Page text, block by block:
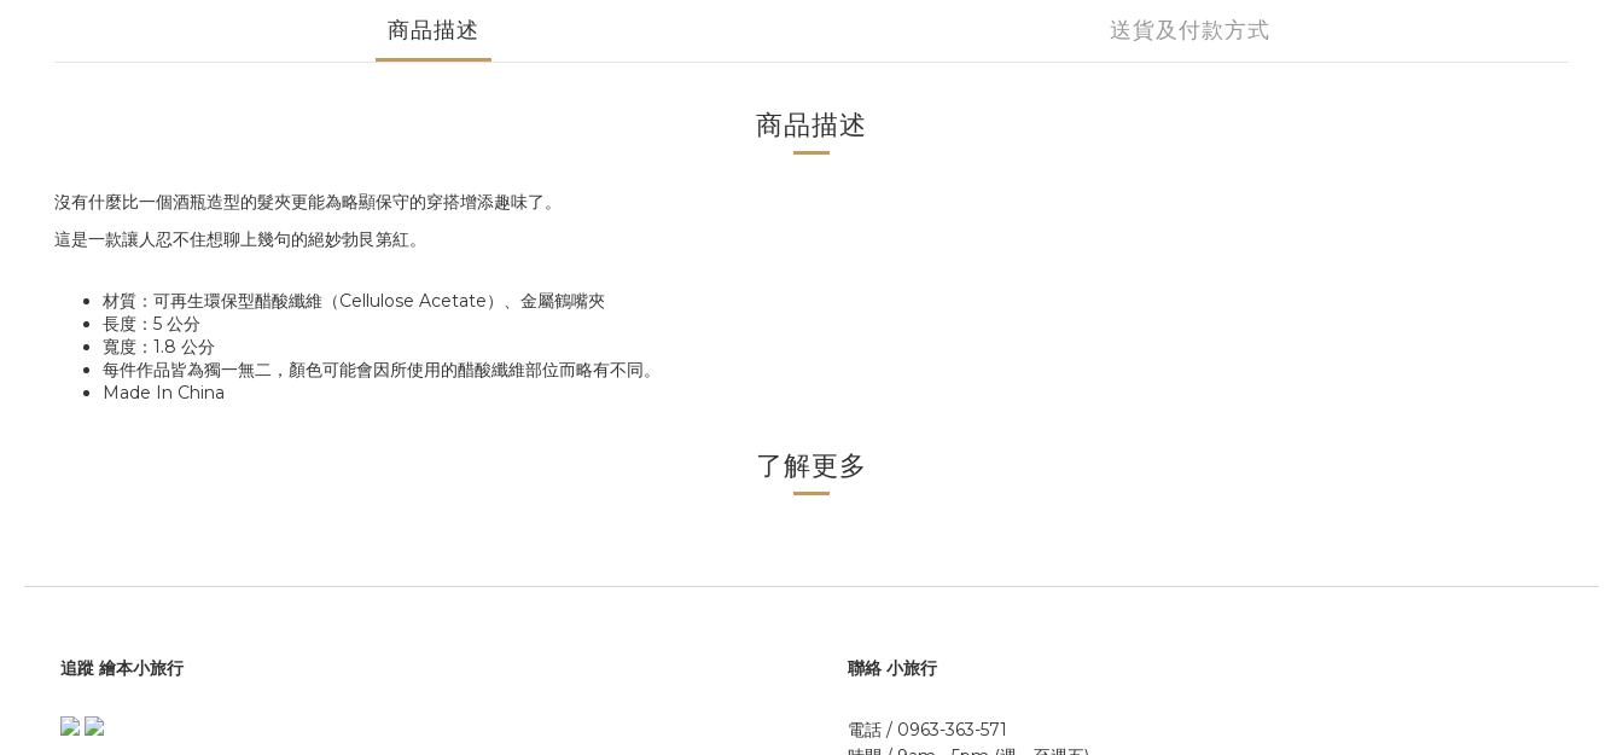
商品描述 送貨及付款方式
商品描述
沒有什麼比一個酒瓶造型的髮夾更能為略顯保守的穿搭增添趣味了。
這是一款讓人忍不住想聊上幾句的絕妙勃艮第紅。
材質：可再生環保型醋酸纖維（Cellulose Acetate）、金屬鶴嘴夾
長度：5 公分
寬度：1.8 公分
每件作品皆為獨一無二，顏色可能會因所使用的醋酸纖維部位而略有不同。
Made In China
了解更多
追蹤 繪本小旅行 聯絡 小旅行
電話 / 0963-363-571